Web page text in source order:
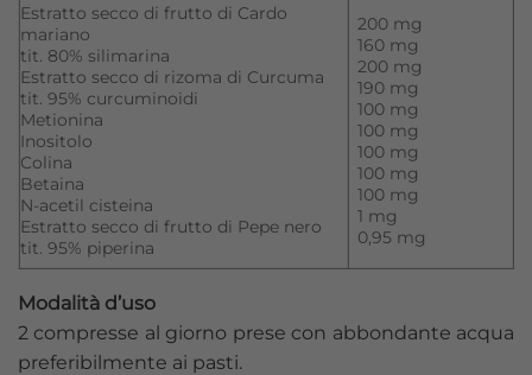
Estratto secco di frutto di Cardo
mariano
tit. 80% silimarina
Estratto secco di rizoma di Curcuma
tit. 95% curcuminoidi
Metionina
Inositolo
Colina
Betaina
N-acetil cisteina
Estratto secco di frutto di Pepe nero
tit. 95% piperina
200 mg
160 mg
200 mg
190 mg
100 mg
100 mg
100 mg
100 mg
100 mg
1 mg
0,95 mg
Modalità d’uso
2 compresse al giorno prese con abbondante acqua
preferibilmente ai pasti.